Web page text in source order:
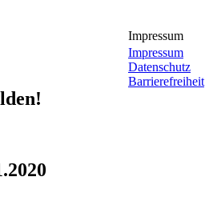
Impressum
Impressum
Datenschutz
Barrierefreiheit